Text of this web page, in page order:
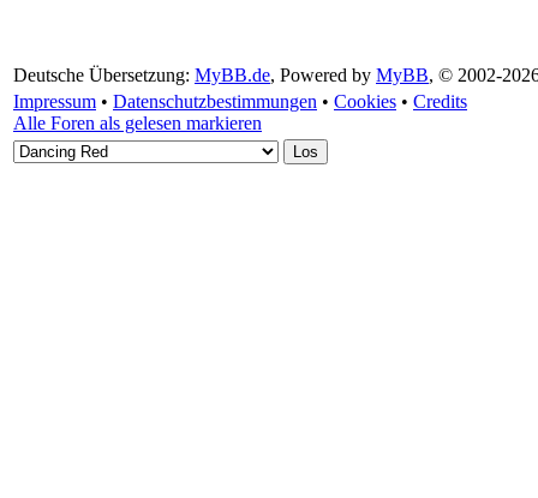
Deutsche Übersetzung: MyBB.de, Powered by MyBB, © 2002-
Impressum • Datenschutzbestimmungen • Cookies • Credits
Alle Foren als gelesen markieren